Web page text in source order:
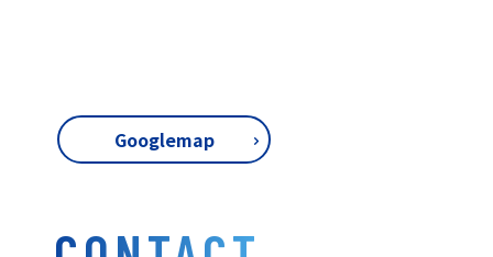
Googlemap